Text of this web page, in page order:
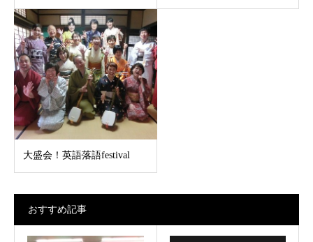
大盛会！英語落語festival
おすすめ記事